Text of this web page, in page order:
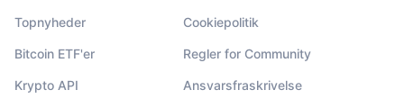
Topnyheder
Bitcoin ETF'er
Krypto API
Cookiepolitik
Regler for Community
Ansvarsfraskrivelse